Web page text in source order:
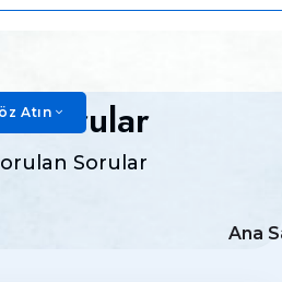
Atın
Ana
Sorular
Sorular